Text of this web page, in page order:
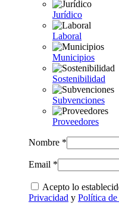
Jurídico
Laboral
Municipios
Sostenibilidad
Subvenciones
Proveedores
Nombre *
Email *
Acepto lo
Privacidad y Política